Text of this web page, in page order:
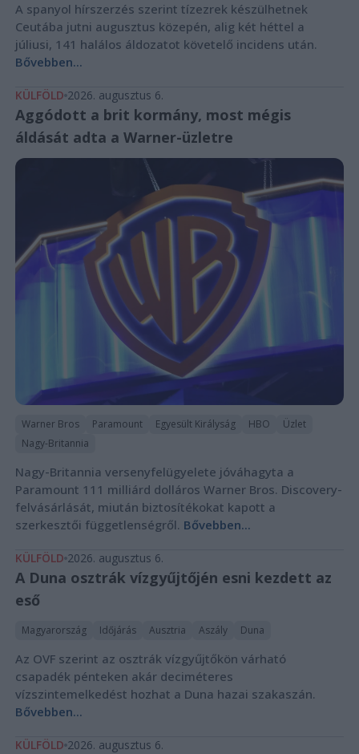
A spanyol hírszerzés szerint tízezrek készülhetnek
Ceutába jutni augusztus közepén, alig két héttel a
júliusi, 141 halálos áldozatot követelő incidens után.
Bővebben...
KÜLFÖLD 2026. augusztus 6.
Aggódott a brit kormány, most mégis
áldását adta a Warner-üzletre
Warner Bros Paramount Egyesült Királyság HBO
Üzlet
Nagy-Britannia
Nagy-Britannia versenyfelügyelete jóváhagyta a
Paramount 111 milliárd dolláros Warner Bros. Discovery-
felvásárlását, miután biztosítékokat kapott a
szerkesztői függetlenségről. Bővebben...
KÜLFÖLD 2026. augusztus 6.
A Duna osztrák vízgyűjtőjén esni kezdett az
eső
Magyarország Időjárás Ausztria Aszály Duna
Az OVF szerint az osztrák vízgyűjtőkön várható
csapadék pénteken akár deciméteres
vízszintemelkedést hozhat a Duna hazai szakaszán.
Bővebben...
KÜLFÖLD 2026. augusztus 6.